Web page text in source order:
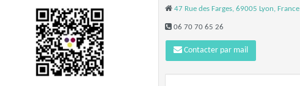
47 Rue des Farges, 69005 Lyon, France
06 70 70 65 26
Contacter par mail